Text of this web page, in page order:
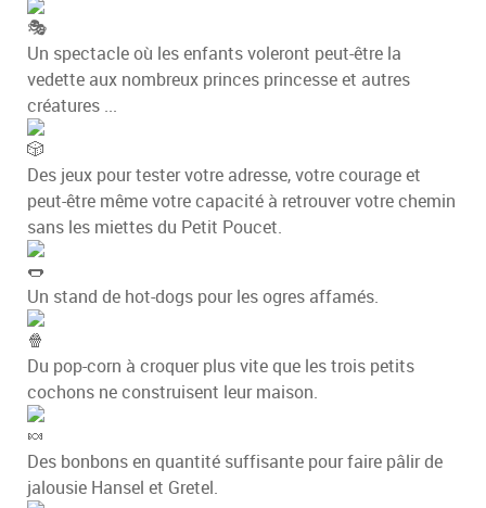
Un spectacle où les enfants voleront peut-être la
vedette aux nombreux princes princesse et autres
créatures ...
Des jeux pour tester votre adresse, votre courage et
peut-être même votre capacité à retrouver votre chemin
sans les miettes du Petit Poucet.
Un stand de hot-dogs pour les ogres affamés.
Du pop-corn à croquer plus vite que les trois petits
cochons ne construisent leur maison.
Des bonbons en quantité suffisante pour faire pâlir de
jalousie Hansel et Gretel.